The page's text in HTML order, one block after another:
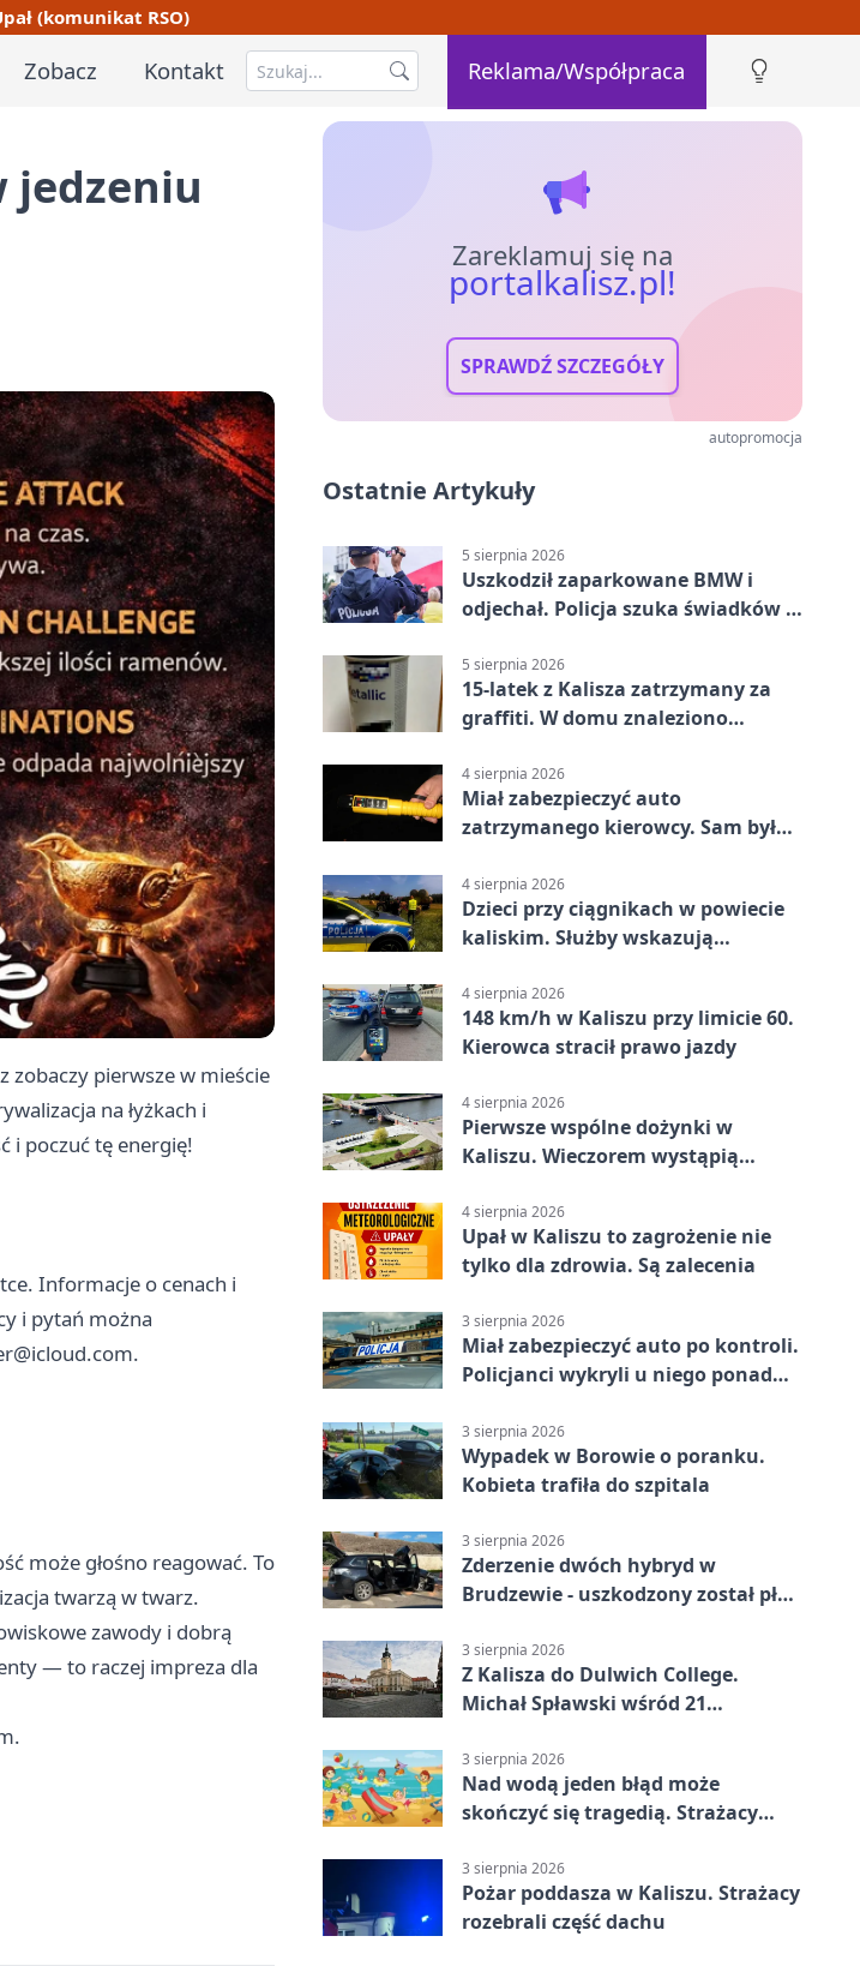
(komunikat RSO)
Zobacz Kontakt Reklama/Współpraca
jedzeniu
zobaczy pierwsze w mieście
na łyżkach i
i poczuć tę energię!
Informacje o cenach i
i pytań można
.
może głośno reagować. To
twarzą w twarz.
zawody i dobrą
— to raczej impreza dla
.
Zareklamuj się na
portalkalisz.pl!
SPRAWDŹ SZCZEGÓŁY
autopromocja
Ostatnie Artykuły
5 sierpnia 2026
Uszkodził zaparkowane BMW i
odjechał. Policja szuka świadków w
5 sierpnia 2026
15-latek z Kalisza zatrzymany za
graffiti. W domu znaleziono
4 sierpnia 2026
Miał zabezpieczyć auto
zatrzymanego kierowcy. Sam był
4 sierpnia 2026
Dzieci przy ciągnikach w powiecie
kaliskim. Służby wskazują
4 sierpnia 2026
148 km/h w Kaliszu przy limicie 60.
Kierowca stracił prawo jazdy
4 sierpnia 2026
Pierwsze wspólne dożynki w
Kaliszu. Wieczorem wystąpią
4 sierpnia 2026
Upał w Kaliszu to zagrożenie nie
tylko dla zdrowia. Są zalecenia
3 sierpnia 2026
Miał zabezpieczyć auto po kontroli.
Policjanci wykryli u niego ponad
3 sierpnia 2026
Wypadek w Borowie o poranku.
Kobieta trafiła do szpitala
3 sierpnia 2026
Zderzenie dwóch hybryd w
Brudzewie - uszkodzony został płot
3 sierpnia 2026
Z Kalisza do Dulwich College.
Michał Spławski wśród 21
3 sierpnia 2026
Nad wodą jeden błąd może
skończyć się tragedią. Strażacy
3 sierpnia 2026
Pożar poddasza w Kaliszu. Strażacy
rozebrali część dachu